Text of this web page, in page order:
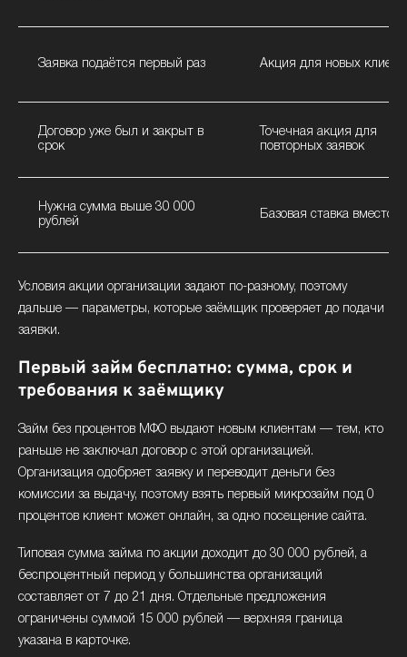
Заявка подаётся первый раз Акция для новых
Договор уже был и закрыт в
срок
Точечная акция для
повторных заявок
Нужна сумма выше 30 000
рублей
Базовая ставка вместо
Условия акции организации задают по-разному, поэтому
дальше — параметры, которые заёмщик проверяет до подачи
заявки.
Первый займ бесплатно: сумма, срок и
требования к заёмщику
Займ без процентов МФО выдают новым клиентам — тем, кто
раньше не заключал договор с этой организацией.
Организация одобряет заявку и переводит деньги без
комиссии за выдачу, поэтому взять первый микрозайм под 0
процентов клиент может онлайн, за одно посещение сайта.
Типовая сумма займа по акции доходит до 30 000 рублей, а
беспроцентный период у большинства организаций
составляет от 7 до 21 дня. Отдельные предложения
ограничены суммой 15 000 рублей — верхняя граница
указана в карточке.